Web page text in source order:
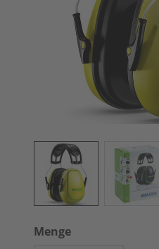
Menge